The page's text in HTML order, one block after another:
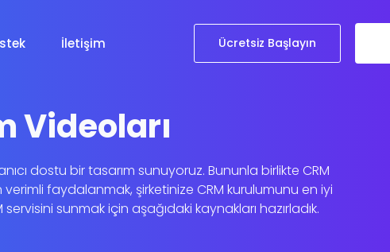
İletişim Ücretsiz Başlayın
Videoları
dostu bir tasarım sunuyoruz. Bununla birlikte CRM
faydalanmak, şirketinize CRM kurulumunu en iyi
sunmak için aşağıdaki kaynakları hazırladık.